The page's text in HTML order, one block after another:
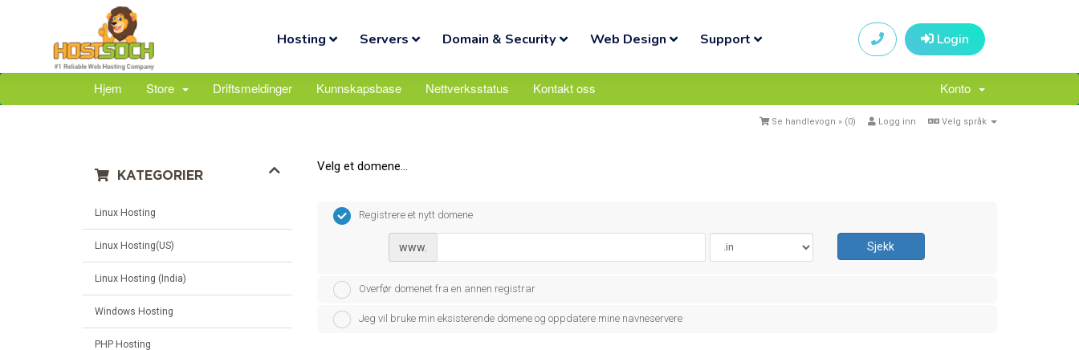
Hosting Servers Domain & Security Web Design Support Login
Hjem Store Driftsmeldinger Kunnskapsbase Nettverksstatus Kontakt oss Konto
Velg språk
Logg inn
Se handlevogn » (0)
Velg et domene...
KATEGORIER
Linux Hosting
Linux Hosting(US)
Linux Hosting (India)
Windows Hosting
PHP Hosting
Registrere et nytt domene
www. Sjekk
Overfør domenet fra en annen registrar
Jeg vil bruke min eksisterende domene og oppdatere mine navneservere